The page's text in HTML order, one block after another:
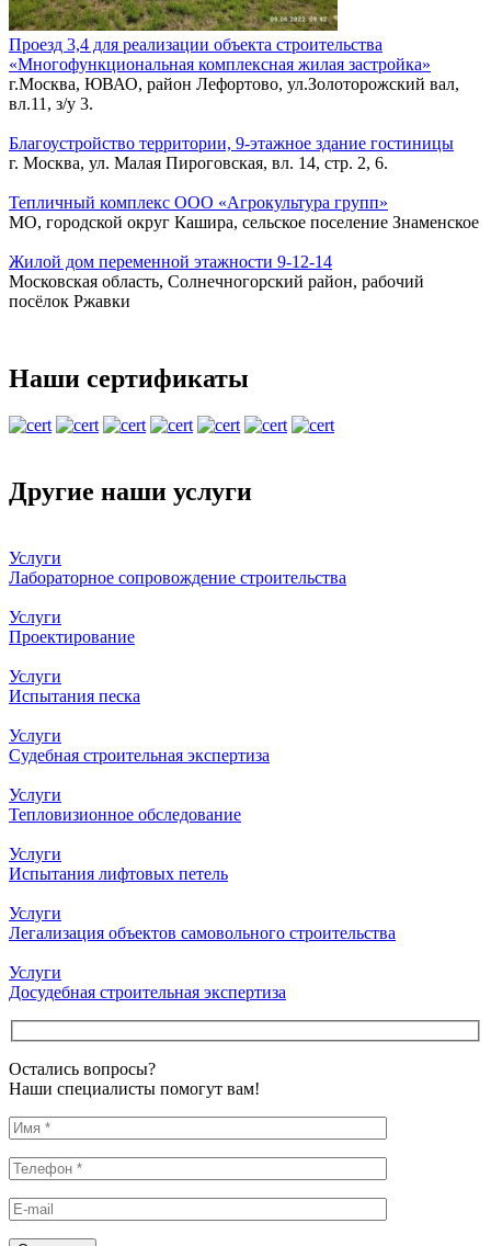
Проезд 3,4 для реализации объекта строительства
«Многофункциональная комплексная жилая застройка»
г.Москва, ЮВАО, район Лефортово, ул.Золоторожский вал,
вл.11, з/у 3.
Благоустройство территории, 9-этажное здание гостиницы
г. Москва, ул. Малая Пироговская, вл. 14, стр. 2, 6.
Тепличный комплекс ООО «Агрокультура групп»
МО, городской округ Кашира, сельское поселение Знаменское
Жилой дом переменной этажности 9-12-14
Московская область, Солнечногорский район, рабочий
посёлок Ржавки
Наши сертификаты
Другие наши услуги
Услуги
Лабораторное сопровождение строительства
Услуги
Проектирование
Услуги
Испытания песка
Услуги
Судебная строительная экспертиза
Услуги
Тепловизионное обследование
Услуги
Испытания лифтовых петель
Услуги
Легализация объектов самовольного строительства
Услуги
Досудебная строительная экспертиза
Остались вопросы?
Наши специалисты помогут вам!